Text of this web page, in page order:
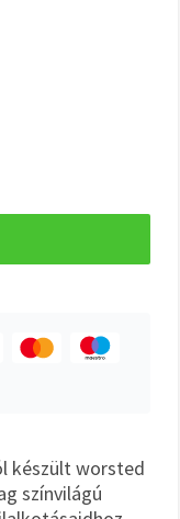
készült worsted
színvilágú